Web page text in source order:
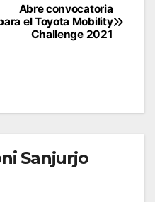
Abre convocatoria
el Toyota Mobility
Challenge 2021
Sanjurjo